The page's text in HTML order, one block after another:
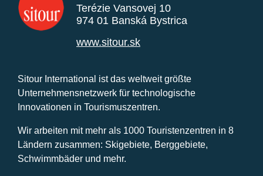
Terézie Vansovej 10
974 01 Banská Bystrica
www.sitour.sk
Sitour International ist das weltweit größte
Unternehmensnetzwerk für technologische
Innovationen in Tourismuszentren.
Wir arbeiten mit mehr als 1000 Touristenzentren in 8
Ländern zusammen: Skigebiete, Berggebiete,
Schwimmbäder und mehr.